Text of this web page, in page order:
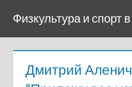
содержимому
Физкультура и спорт
Дмитрий